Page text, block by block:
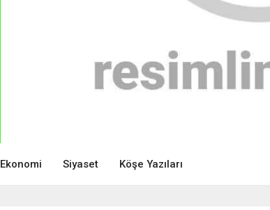
Ekonomi Siyaset Köşe Yazıları